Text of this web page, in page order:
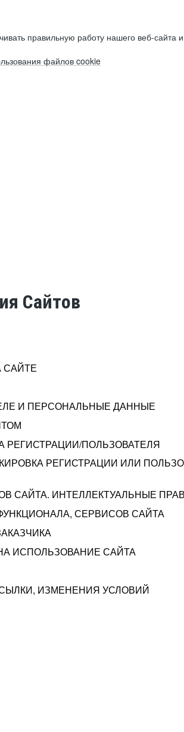
правильную работу нашего веб-сайта
файлов cookie
Сайтов
САЙТЕ
И ПЕРСОНАЛЬНЫЕ ДАННЫЕ
РЕГИСТРАЦИИ/ПОЛЬЗОВАТЕЛЯ
РЕГИСТРАЦИИ ИЛИ
САЙТА. ИНТЕЛЛЕКТУАЛЬНЫЕ
СЕРВИСОВ САЙТА
ИСПОЛЬЗОВАНИЕ САЙТА
ИЗМЕНЕНИЯ УСЛОВИЙ